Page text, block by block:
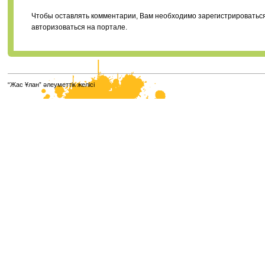
Чтобы оставлять комментарии, Вам необходимо
авторизоваться на портале.
“Жас Ұлан” әлеуметтік желісі